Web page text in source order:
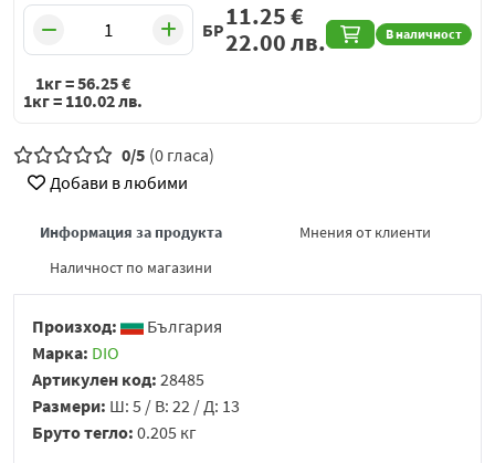
БР В наличност
11.25€
22.00лв.
1кг =56.25€
1кг = 110.02лв.
0/5 (0 гласа)
Добави в любими
Информация за продукта
Мнения от клиенти
Наличност по магазини
Произход:
България
Марка: DIO
Артикулен код: 28485
Размери: Ш: 5 / В: 22 / Д: 13
Бруто тегло: 0.205 кг